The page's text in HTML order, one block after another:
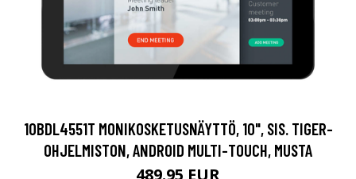
10BDL4551T MONIKOSKETUSNÄYTTÖ, 10", SIS. TIGER-
OHJELMISTON, ANDROID MULTI-TOUCH, MUSTA
489.95 EUR